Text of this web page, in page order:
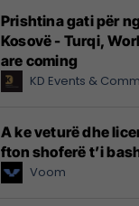
Prishtina gati për
Kosovë - Turqi,
are coming
KD Events &
A ke veturë dhe
fton shoferë t’i
Voom